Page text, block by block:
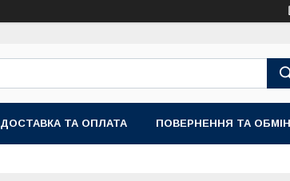
ДОСТАВКА ТА ОПЛАТА ПОВЕРНЕННЯ ТА ОБМІН